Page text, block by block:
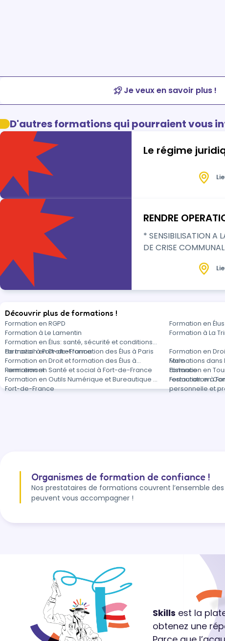
Je veux en savoir plus !
D'autres formations qui pourraient vous
Le régime
RENDRE
* SENSIBILISATION A
DE CRISE
Découvrir plus de formations !
Formation en RGPD Formation en Élus
Formation à Le Lamentin
Formation à La
Formation en Élus: santé, sécurité et conditions
de travail à Fort-de-France
Formation en Droit et formation des Élus à Paris
Formation en
Malo
Formation en Droit et formation des Élus à
Remiremont
Formations dans
distance
Formation en Santé et social à Fort-de-France
Formation en
restauration à
Formation en Outils Numérique et Bureautique à
Fort-de-France
Formation en
personnelle et
Organismes de formation de confiance !
Nos prestataires de formations couvrent l’ensemble
peuvent vous accompagner !
Skills est la
obtenez une